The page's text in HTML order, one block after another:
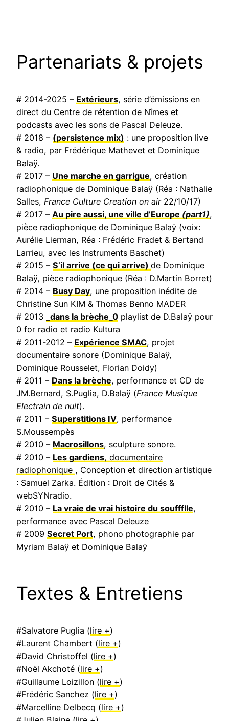
Partenariats & projets
# 2014-2025 – Extérieurs, série d’émissions en
direct du Centre de rétention de Nîmes et
podcasts avec les sons de Pascal Deleuze.
# 2018 – (persistence mix) : une proposition live
& radio, par Frédérique Mathevet et Dominique
Balaÿ.
# 2017 – Une marche en garrigue, création
radiophonique de Dominique Balaÿ (Réa : Nathalie
Salles, France Culture Creation on air22/10/17)
# 2017 – Au pire aussi, une ville d’Europe (part1),
pièce radiophonique de Dominique Balaÿ (voix:
Aurélie Lierman, Réa : Frédéric Fradet & Bertand
Larrieu, avec les Instruments Baschet)
# 2015 – S’il arrive (ce qui arrive) de Dominique
Balaÿ, pièce radiophonique (Réa : D.Martin Borret)
# 2014 – Busy Day, une proposition inédite de
Christine Sun KIM & Thomas Benno MADER
# 2013
_dans la brèche_0 playlist de D.Balaÿ pour
0 for radio et radio Kultura
# 2011-2012 – Expérience SMAC, projet
documentaire sonore (Dominique Balaÿ,
Dominique Rousselet, Florian Doidy)
# 2011 – Dans la brèche, performance et CD de
JM.Bernard, S.Puglia, D.Balaÿ (France Musique
Electrain de nuit).
# 2011 – Superstitions IV, performance
S.Moussempès
# 2010 – Macrosillons, sculpture sonore.
# 2010 – Les gardiens, documentaire
radiophonique , Conception et direction artistique
: Samuel Zarka. Édition : Droit de Cités &
webSYNradio.
# 2010 – La vraie de vrai histoire du souffflle,
performance avec Pascal Deleuze
# 2009 Secret Port, phono photographie par
Myriam Balaÿ et Dominique Balaÿ
Textes & Entretiens
#Salvatore Puglia (lire +)
#Laurent Chambert (lire +)
#David Christoffel (lire +)
#Noël Akchoté (lire +)
#Guillaume Loizillon (lire +)
#Frédéric Sanchez (lire +)
#Marcelline Delbecq (lire +)